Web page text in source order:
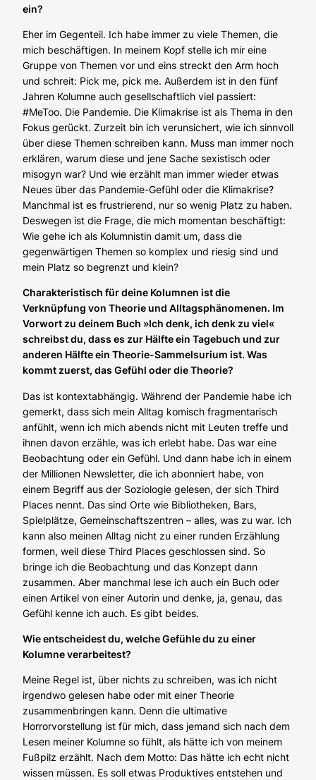
ein?
Eher im Gegenteil. Ich habe immer zu viele Themen, die
mich beschäftigen. In meinem Kopf stelle ich mir eine
Gruppe von Themen vor und eins streckt den Arm hoch
und schreit: Pick me, pick me. Außerdem ist in den fünf
Jahren Kolumne auch gesellschaftlich viel passiert:
#MeToo. Die Pandemie. Die Klimakrise ist als Thema in den
Fokus gerückt. Zurzeit bin ich verunsichert, wie ich sinnvoll
über diese Themen schreiben kann. Muss man immer noch
erklären, warum diese und jene Sache sexistisch oder
misogyn war? Und wie erzählt man immer wieder etwas
Neues über das Pandemie-Gefühl oder die Klimakrise?
Manchmal ist es frustrierend, nur so wenig Platz zu haben.
Deswegen ist die Frage, die mich momentan beschäftigt:
Wie gehe ich als Kolumnistin damit um, dass die
gegenwärtigen Themen so komplex und riesig sind und
mein Platz so begrenzt und klein?
Charakteristisch für deine Kolumnen ist die
Verknüpfung von Theorie und Alltagsphänomenen. Im
Vorwort zu deinem Buch »Ich denk, ich denk zu viel«
schreibst du, dass es zur Hälfte ein Tagebuch und zur
anderen Hälfte ein Theorie-Sammelsurium ist. Was
kommt zuerst, das Gefühl oder die Theorie?
Das ist kontextabhängig. Während der Pandemie habe ich
gemerkt, dass sich mein Alltag komisch fragmentarisch
anfühlt, wenn ich mich abends nicht mit Leuten treffe und
ihnen davon erzähle, was ich erlebt habe. Das war eine
Beobachtung oder ein Gefühl. Und dann habe ich in einem
der Millionen Newsletter, die ich abonniert habe, von
einem Begriff aus der Soziologie gelesen, der sich Third
Places nennt. Das sind Orte wie Bibliotheken, Bars,
Spielplätze, Gemeinschaftszentren – alles, was zu war. Ich
kann also meinen Alltag nicht zu einer runden Erzählung
formen, weil diese Third Places geschlossen sind. So
bringe ich die Beobachtung und das Konzept dann
zusammen. Aber manchmal lese ich auch ein Buch oder
einen Artikel von einer Autorin und denke, ja, genau, das
Gefühl kenne ich auch. Es gibt beides.
Wie entscheidest du, welche Gefühle du zu einer
Kolumne verarbeitest?
Meine Regel ist, über nichts zu schreiben, was ich nicht
irgendwo gelesen habe oder mit einer Theorie
zusammenbringen kann. Denn die ultimative
Horrorvorstellung ist für mich, dass jemand sich nach dem
Lesen meiner Kolumne so fühlt, als hätte ich von meinem
Fußpilz erzählt. Nach dem Motto: Das hätte ich echt nicht
wissen müssen. Es soll etwas Produktives entstehen und